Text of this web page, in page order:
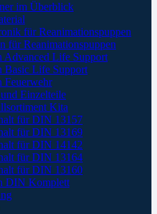
im Überblick
für Reanimationspuppen
für Reanimationspuppen
Advanced Life Support
Basic Life Support
Feuerwehr
Einzelteile
Kita
für DIN 13157
für DIN 13169
für DIN 14142
für DIN 13164
für DIN 13160
DIN Komplett